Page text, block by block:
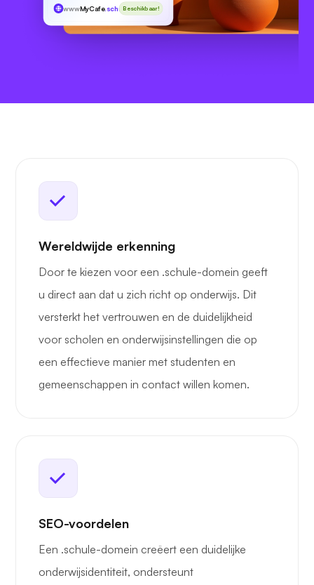
wwwMyCafe.schuleBeschikbaar!
Wereldwijde erkenning
Door te kiezen voor een .schule-domein geeft
u direct aan dat u zich richt op onderwijs. Dit
versterkt het vertrouwen en de duidelijkheid
voor scholen en onderwijsinstellingen die op
een effectieve manier met studenten en
gemeenschappen in contact willen komen.
SEO-voordelen
Een .schule-domein creëert een duidelijke
onderwijsidentiteit, ondersteunt